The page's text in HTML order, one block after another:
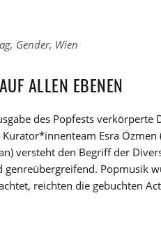
, Gender, Wien
ALLEN EBENEN
des Popfests verkörperte
Esra Özmen
versteht den Begriff der
genreübergreifend. Popmusik
reichten die gebuchten